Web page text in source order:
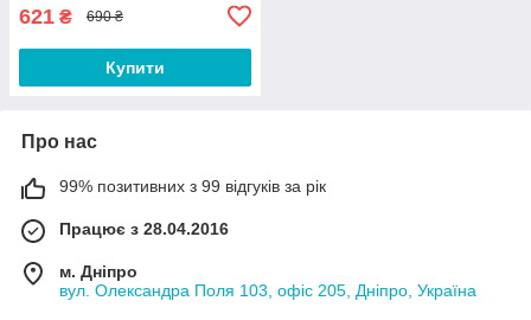
621 ₴ 690 ₴
Купити
Про нас
99% позитивних з 99 відгуків за рік
Працює з 28.04.2016
м. Дніпро
вул. Олександра Поля 103, офіс 205, Дніпро, Україна